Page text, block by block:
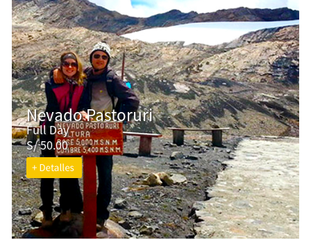
Nevado Pastoruri
Full Day
S/ 50.00